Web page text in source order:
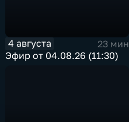
4 августа
23 мин
Эфир от 04.08.26 (11:30)